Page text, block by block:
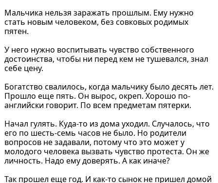
Мальчика нельзя заражать прошлым. Ему нужно
стать новым человеком, без совковых родимых
пятен.
У него нужно воспитывать чувство собственного
достоинства, чтобы ни перед кем не тушевался, знал
себе цену.
Богатство свалилось, когда мальчику было десять лет.
Прошло еще пять. Он вырос, окреп. Хорошо по-
английски говорит. По всем предметам пятерки.
Начал гулять. Куда-то из дома уходил. Случалось, что
его по шесть-семь часов не было. Но родители
вопросов не задавали, потому что это может у
молодого человека вызвать чувство протеста. Он же
личность. Надо ему доверять. А как иначе?
Так прошел еще год. И как-то сынок не пришел домой